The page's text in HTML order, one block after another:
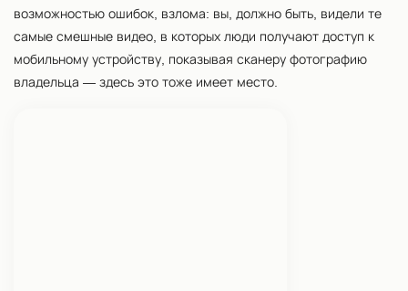
возможностью ошибок, взлома: вы, должно быть, видели те
самые смешные видео, в которых люди получают доступ к
мобильному устройству, показывая сканеру фотографию
владельца — здесь это тоже имеет место.